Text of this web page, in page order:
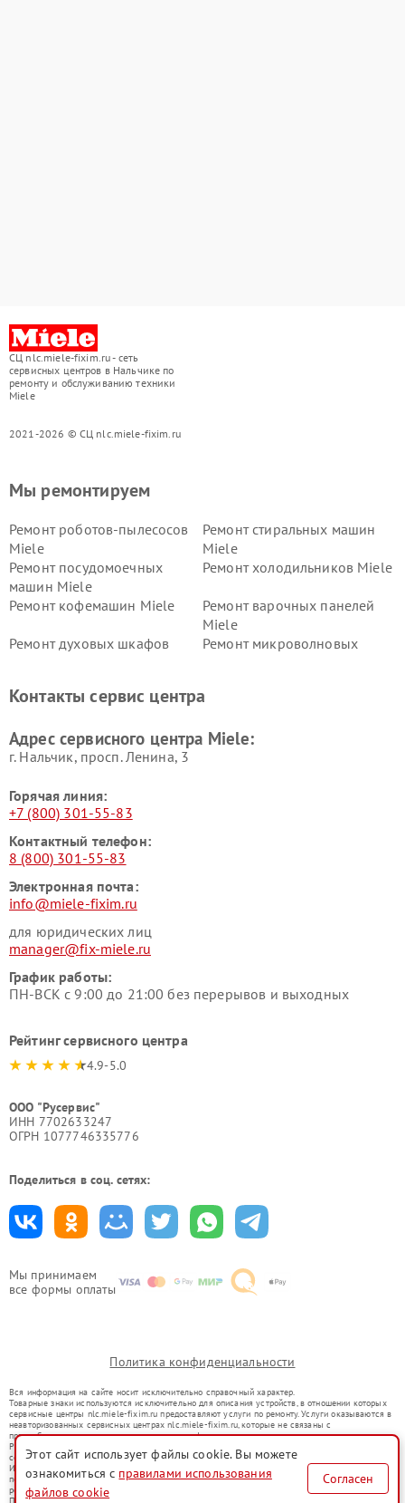
СЦ nlc.miele-fixim.ru - сеть
сервисных центров в Нальчике по
ремонту и обслуживанию техники
Miele
2021-2026 © СЦ nlc.miele-fixim.ru
Мы принимаем
все формы оплаты
Мы ремонтируем
Ремонт роботов-пылесосов
Miele
Ремонт стиральных машин
Miele
Ремонт посудомоечных
машин Miele
Ремонт холодильников Miele
Ремонт кофемашин Miele
Ремонт варочных панелей
Miele
Ремонт духовых шкафов
Ремонт микроволновых
Miele
Miele
пылесосов Miele
Контакты сервис центра
Адрес сервисного центра Miele:
г. Нальчик, просп. Ленина, 3
Горячая линия:
+7 (800) 301-55-83
Контактный телефон:
8 (800) 301-55-83
Электронная почта:
info@miele-fixim.ru
для юридических лиц
manager@fix-miele.ru
График работы:
ПН-ВСК с 9:00 до 21:00 без перерывов и выходных
Рейтинг сервисного центра
4.9-5.0
ООО "Русервис"
ИНН 7702633247
ОГРН 1077746335776
Поделиться в соц. сетях:
Политика конфиденциальности
Вся информация на сайте носит исключительно справочный характер.
Товарные знаки используются исключительно для описания устройств, в отношении которых
сервисные центры nlc.miele-fixim.ru предоставляют услуги по ремонту. Услуги оказываются в
неавторизованных сервисных центрах nlc.miele-fixim.ru, которые не связаны с
правообладателями товарных знаков или их официальными представителями.
Ремонт осуществляется для устройств, уже введенных в гражданский оборот в соответствии
со статьей 1487 ГК РФ.
Использование товарных знаков не преследует цели индивидуализации услуг или введения
потребителей в заблуждение, а служит для информирования о предоставляемых услугах по
ремонту техники указанных брендов.
Этот сайт использует файлы cookie. Вы можете
ознакомиться с правилами использования
файлов cookie
Согласен